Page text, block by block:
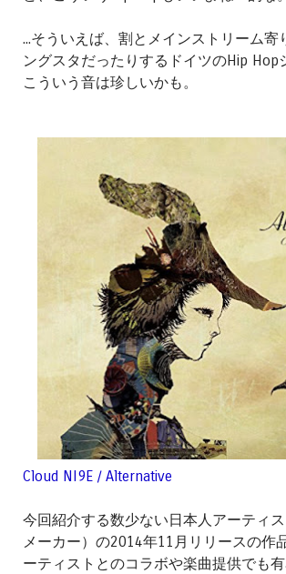
...そういえば、割とメインストリーム寄
ングスタだったりするドイツのHip Hop
こういう音は珍しいかも。
Cloud NI9E / Alternative
今回紹介する数少ない日本人アーティ
メーカー）の2014年11月リリースの作
ーティストとのコラボや楽曲提供でも